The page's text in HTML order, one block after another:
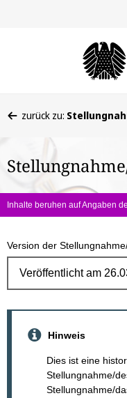
befinden
hier:
zurück zu:
Inhalte beruhen auf Angaben
Version der
Hinweis
Dies ist eine
Stellungnahme/
Stellungnahme/